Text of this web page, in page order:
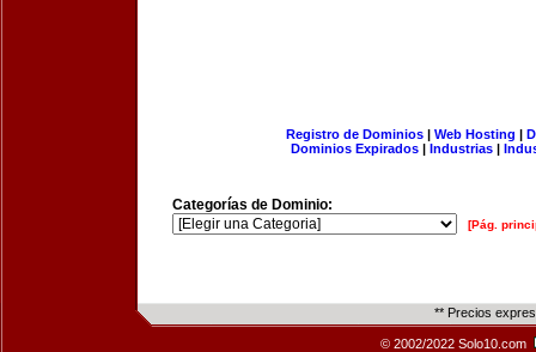
Registro de Dominios| Web Hosting |
Dominios Expirados | Industrias |
Categorías de Dominio:
[Pág.
** Precios
© 2002/2022 Solo10.com